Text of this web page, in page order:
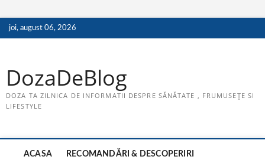
Skip
to
joi, august 06, 2026
DozaDeBlog
DOZA TA ZILNICA DE INFORMATII DESPRE SĂNĂTATE , FRUMUSEȚE SI
LIFESTYLE
ACASA RECOMANDĂRI & DESCOPERIRI